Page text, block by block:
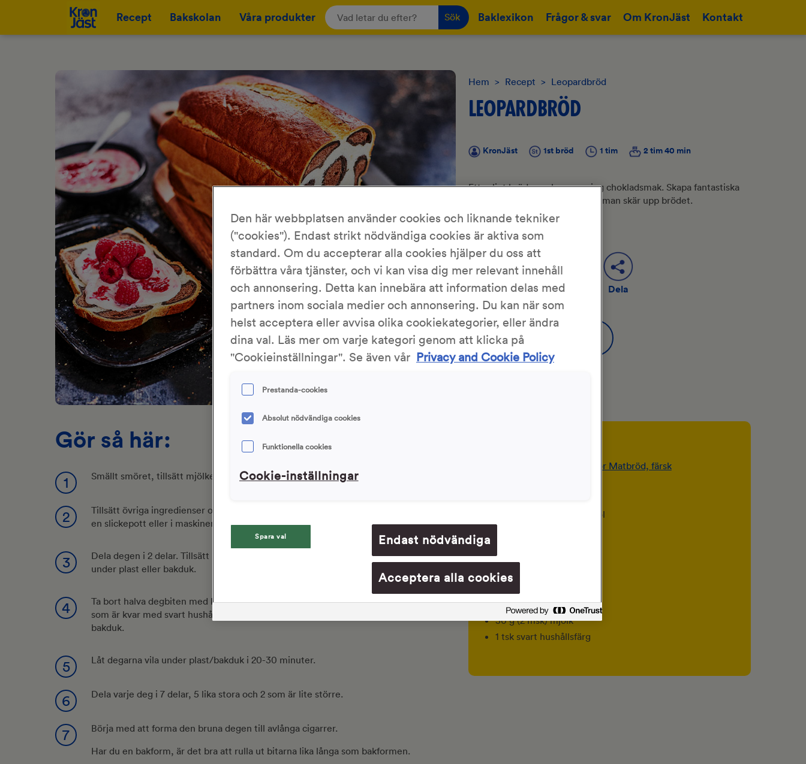
Recept Bakskolan Våra produkter Sök Baklexikon Frågor & svar Om KronJäst Kontakt
Hem > Recept > Leopardbröd
LEOPARDBRÖD
KronJäst 1st bröd 1 tim 2 tim 40 min
Ett roligt bröd som har en aning chokladsmak. Skapa fantastiska
mönster som man ser först när man skär upp brödet.
Skriv ut Spara Dela
4.5/5
4 Röster
Gör så här:
1 Smällt smöret, tillsätt mjölken och värm till 25 °C. Blanda i jästen och lös den.
2
Tillsätt övriga ingredienser och rör ihop till en lös smet, blanda ordentligt med t ex
en slickepott eller i maskinen några minuter.
3
Dela degen i 2 delar. Tillsätt kakao och mjölk i ena delen. Lägg den ljusa degen
under plast eller bakduk.
4
Ta bort halva degbiten med kakao och lägg under plast eller bakduk. Färga degen
som är kvar med svart hushållsfärg. Lägg sedan den svarta degen under plast eller
bakduk.
5 Låt degarna vila under plast/bakduk i 20-30 minuter.
6 Dela varje deg i 7 delar, 5 lika stora och 2 som är lite större.
7
Börja med att forma den bruna degen till avlånga cigarrer.
Har du en bakform, är det bra att rulla ut bitarna lika långa som bakformen.
KronJäst för Matbröd, färsk
400 g (ca 6,5 dl) vetemjöl
50 g (1 st) äggula
18 g (3 msk) kakao
30 g (2 msk) mjölk
1 tsk svart hushållsfärg
Den här webbplatsen använder cookies och liknande tekniker
("cookies"). Endast strikt nödvändiga cookies är aktiva som
standard. Om du accepterar alla cookies hjälper du oss att
förbättra våra tjänster, och vi kan visa dig mer relevant innehåll
och annonsering. Detta kan innebära att information delas med
partners inom sociala medier och annonsering. Du kan när som
helst acceptera eller avvisa olika cookiekategorier, eller ändra
dina val. Läs mer om varje kategori genom att klicka på
"Cookieinställningar". Se även vår Privacy and Cookie Policy
Prestanda-cookies
Absolut nödvändiga cookies
Funktionella cookies
Cookie-inställningar
Spara val Endast nödvändiga
Acceptera alla cookies